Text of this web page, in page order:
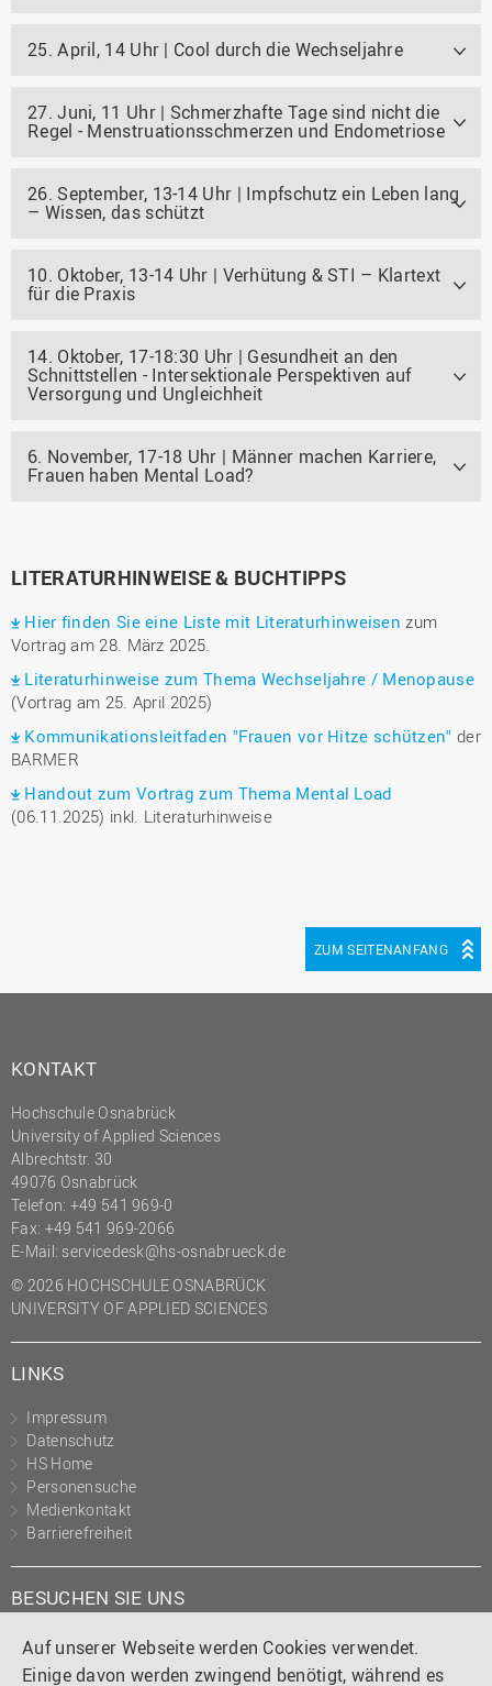
Auf unserer Webseite werden Cookies verwendet.
Einige davon werden zwingend benötigt, während es
25. April, 14 Uhr | Cool durch die Wechseljahre
27. Juni, 11 Uhr | Schmerzhafte Tage sind nicht die
Regel - Menstruationsschmerzen und Endometriose
26. September, 13-14 Uhr | Impfschutz ein Leben lang
– Wissen, das schützt
10. Oktober, 13-14 Uhr | Verhütung & STI – Klartext
für die Praxis
14. Oktober, 17-18:30 Uhr | Gesundheit an den
Schnittstellen - Intersektionale Perspektiven auf
Versorgung und Ungleichheit
6. November, 17-18 Uhr | Männer machen Karriere,
Frauen haben Mental Load?
LITERATURHINWEISE & BUCHTIPPS
Hier finden Sie eine Liste mit Literaturhinweisen zum
Vortrag am 28. März 2025.
Literaturhinweise zum Thema Wechseljahre / Menopause
(Vortrag am 25. April 2025)
Kommunikationsleitfaden "Frauen vor Hitze schützen" der
BARMER
Handout zum Vortrag zum Thema Mental Load
(06.11.2025) inkl. Literaturhinweise
ZUM SEITENANFANG
KONTAKT
Hochschule Osnabrück
University of Applied Sciences
Albrechtstr. 30
49076 Osnabrück
Telefon: +49 541 969-0
Fax: +49 541 969-2066
E-Mail: servicedesk@hs-osnabrueck.de
© 2026 HOCHSCHULE OSNABRÜCK
UNIVERSITY OF APPLIED SCIENCES
LINKS
Impressum
Datenschutz
HS Home
Personensuche
Medienkontakt
Barrierefreiheit
BESUCHEN SIE UNS
Instagram
TiktokLinkedIn
YouTube
Facebook